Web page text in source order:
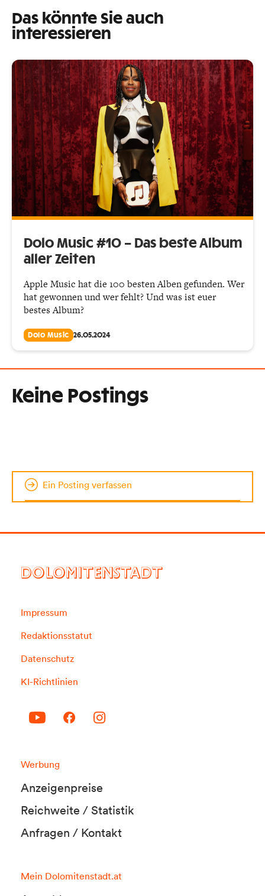
Das könnte Sie auch
interessieren
Dolo Music #10 – Das beste Album
aller Zeiten
Apple Music hat die 100 besten Alben gefunden. Wer
hat gewonnen und wer fehlt? Und was ist euer
bestes Album?
Dolo Music 26.05.2024
Keine Postings
Ein Posting verfassen
DOLOMITENSTADT
Impressum
Redaktionsstatut
Datenschutz
KI-Richtlinien
Werbung
Anzeigenpreise
Reichweite / Statistik
Anfragen / Kontakt
Mein Dolomitenstadt.at